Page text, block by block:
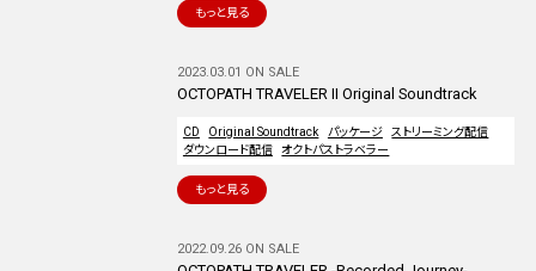
もっと見る
2023.03.01 ON SALE
OCTOPATH TRAVELER II Original Soundtrack
CD Original Soundtrack パッケージ
ストリーミング配信
ダウンロード配信
オクトパストラベラー
もっと見る
2022.09.26 ON SALE